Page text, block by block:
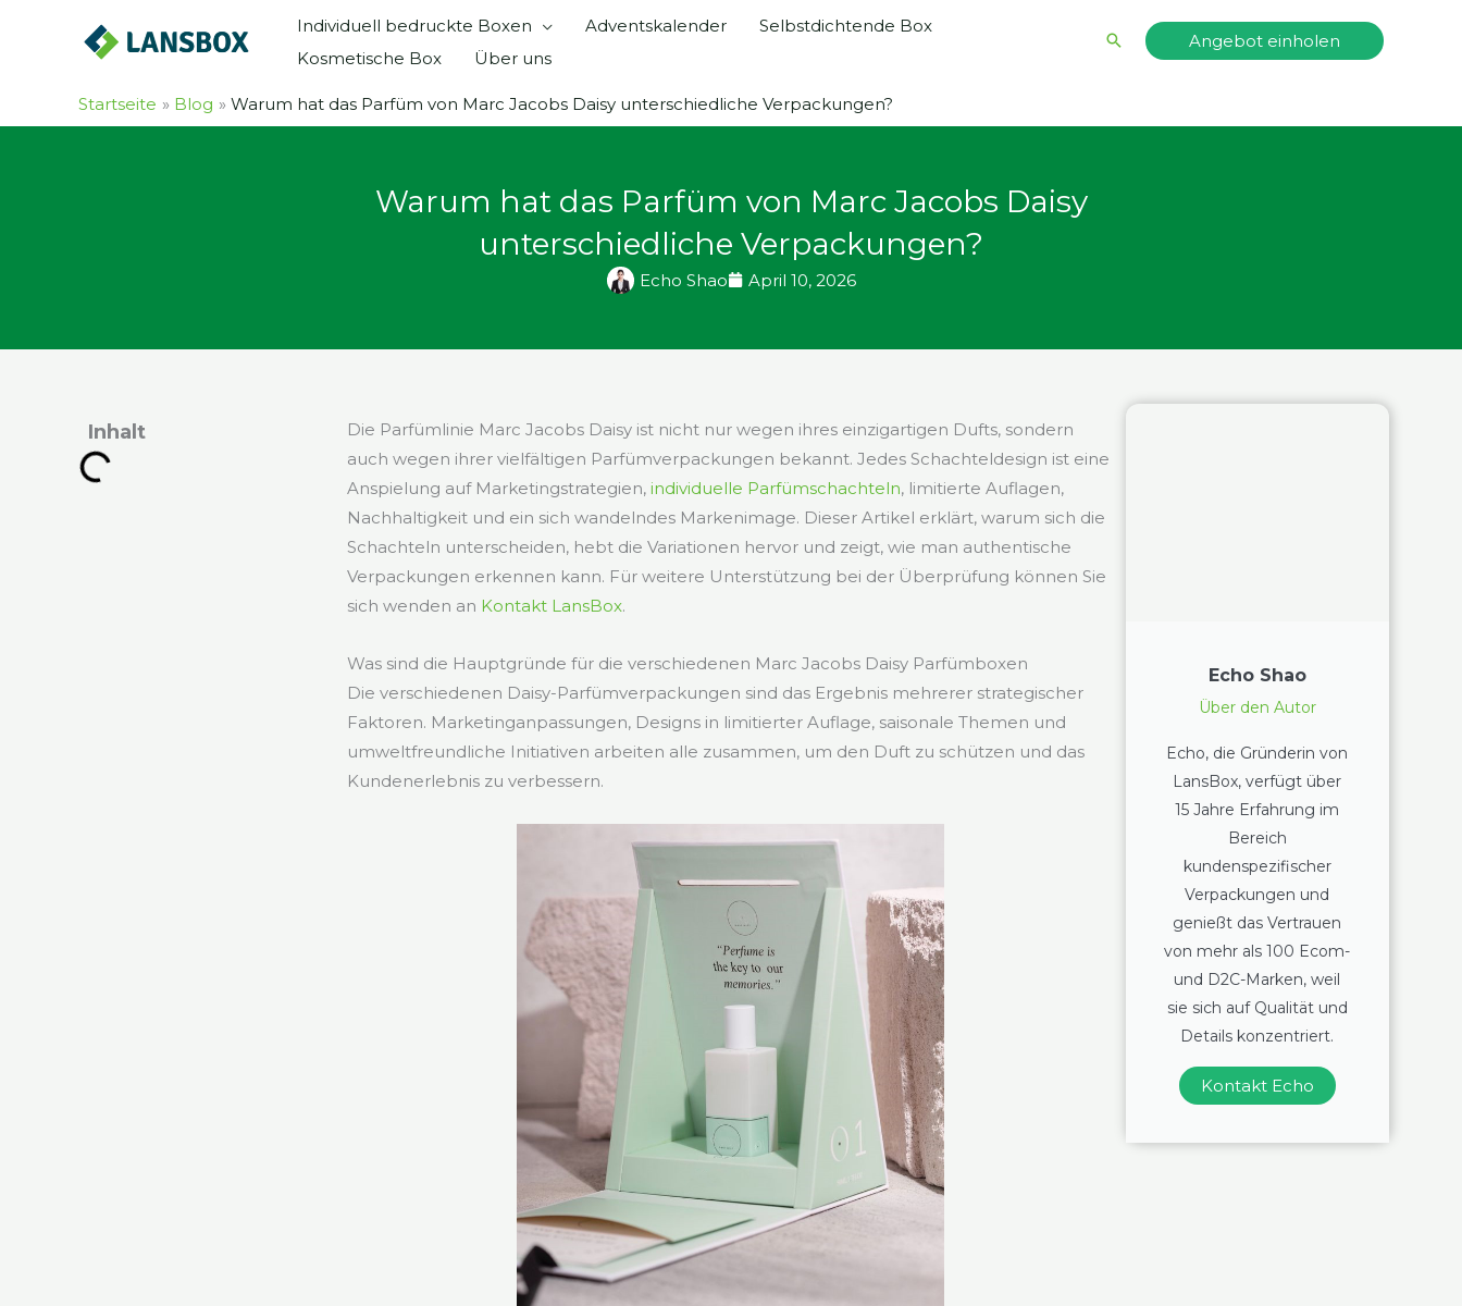
Individuell bedruckte Boxen Adventskalender
Selbstdichtende Box
Kosmetische Box
Über uns
Suche Angebot einholen
Startseite Blog Warum hat das Parfüm von Marc Jacobs Daisy unterschiedliche Verpackungen?
Warum hat das Parfüm von Marc Jacobs Daisy
unterschiedliche Verpackungen?
Echo Shao April 10, 2026
Inhalt
Die Parfümlinie Marc Jacobs Daisy ist nicht nur wegen ihres einzigartigen Dufts, sondern
auch wegen ihrer vielfältigen Parfümverpackungen bekannt. Jedes Schachteldesign ist eine
Anspielung auf Marketingstrategien,individuelle Parfümschachteln, limitierte Auflagen,
Nachhaltigkeit und ein sich wandelndes Markenimage. Dieser Artikel erklärt, warum sich die
Schachteln unterscheiden, hebt die Variationen hervor und zeigt, wie man authentische
Verpackungen erkennen kann. Für weitere Unterstützung bei der Überprüfung können Sie
sich wenden an Kontakt LansBox.
Was sind die Hauptgründe für die verschiedenen Marc Jacobs Daisy Parfümboxen
Die verschiedenen Daisy-Parfümverpackungen sind das Ergebnis mehrerer strategischer
Faktoren. Marketinganpassungen, Designs in limitierter Auflage, saisonale Themen und
umweltfreundliche Initiativen arbeiten alle zusammen, um den Duft zu schützen und das
Kundenerlebnis zu verbessern.
Echo Shao
Über den Autor
Echo, die Gründerin von
LansBox, verfügt über
15 Jahre Erfahrung im
Bereich
kundenspezifischer
Verpackungen und
genießt das Vertrauen
von mehr als 100 Ecom-
und D2C-Marken, weil
sie sich auf Qualität und
Details konzentriert.
Kontakt Echo